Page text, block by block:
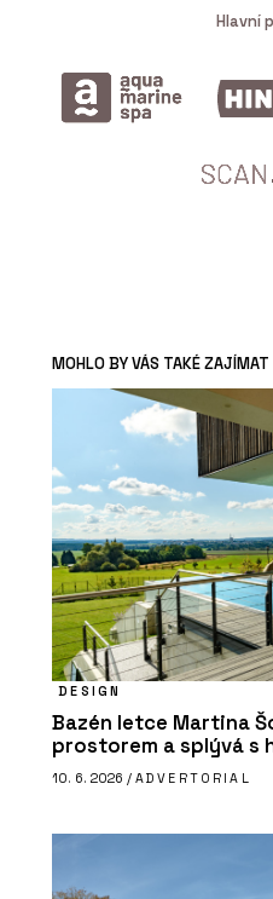
Hlavní
MOHLO BY VÁS TAKÉ ZAJÍMAT
DESIGN
Bazén letce Martina
prostorem a splývá s
10. 6. 2026 / ADVERTORIAL